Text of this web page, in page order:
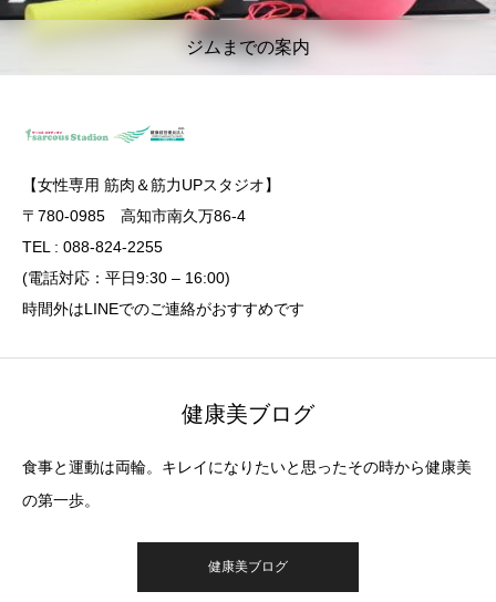
ジムまでの案内
【女性専用 筋肉＆筋力UPスタジオ】
〒780-0985 高知市南久万86-4
TEL : 088-824-2255
(電話対応：平日9:30 – 16:00)
時間外はLINEでのご連絡がおすすめです
健康美ブログ
食事と運動は両輪。キレイになりたいと思ったその時から健康美
の第一歩。
健康美ブログ